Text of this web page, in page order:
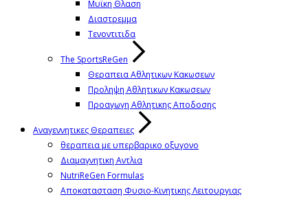
Μυϊκη Θλαση
Διαστρεμμα
Τενοντιτιδα
The SportsReGen
Θεραπεια Αθλητικων Κακωσεων
Προληψη Αθλητικων Κακωσεων
Προαγωγη Αθλητικης Αποδοσης
Αναγεννητικες Θεραπειες
θεραπεια με υπερβαρικο οξυγονο
Διαμαγνητικη Αντλια
NutriReGen Formulas
Αποκατασταση Φυσιο-Κινητικης Λειτουργιας